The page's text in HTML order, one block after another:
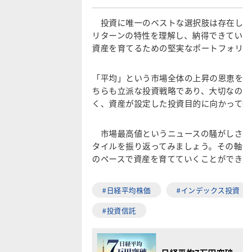
投資に唯一のベストな選択肢は存在
リターンの特性を理解し、納得できて
資産を育てるための堅実なポートフォリ
「平均」という市場全体の上昇の恩恵
ちらも立派な投資戦略であり、大切な
く、資産が設定した投資目的に向かっ
市場最高値というニュースの騒がし
タイルを振り返ってみましょう。その
のペースで資産を育てていくことができ
#日経平均株価 #インデックス投資
#投資信託